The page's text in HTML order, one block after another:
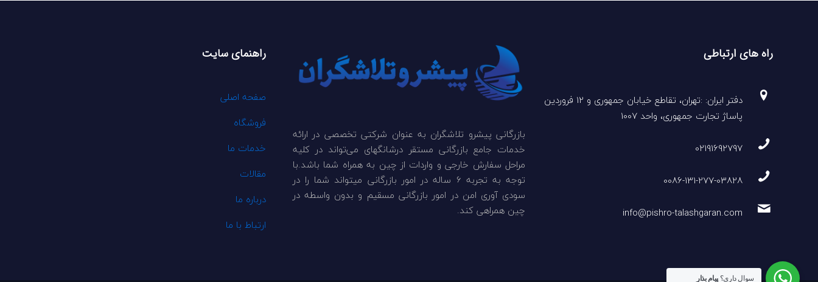
راه های ارتباطی
دفتر ایران: :تهران، تقاطع خیابان جمهوری و 12 فروردین
پاساژ تجارت جمهوری، واحد 1007
02191692797
0086-131-277-03828
info@pishro-talashgaran.com
بازرگانی پیشرو تلاشگران به عنوان شرکتی تخصصی در ارائه
خدمات جامع بازرگانی مستقر درشانگهای می‌تواند در کلیه
مراحل سفارش خارجی و واردات از چین به همراه شما باشد.با
توجه به تجربه 6 ساله در امور بازرگانی میتواند شما را در
سودی آوری امن در امور بازرگانی مسقیم و بدون واسطه در
چین همراهی کند.
راهنمای سایت
صفحه اصلی
فروشگاه
خدمات ما
مقالات
درباره ما
ارتباط با ما
سوال داری؟پیام بذار